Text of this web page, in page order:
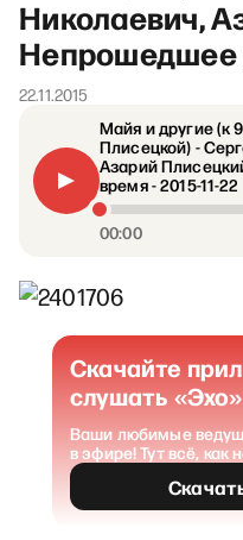
Николаевич,
Непрошедшее
22.11.2015
Майя и другие (к
Плисецкой) -
Азарий
время - 2015-11-22
00:00
Скачайте
слушать «Эхо»
Ваши любимые
в эфире! Тут всё, как